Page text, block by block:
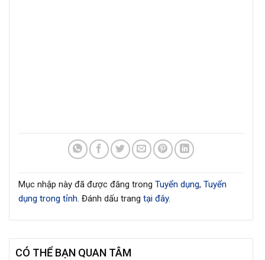
Mục nhập này đã được đăng trong Tuyển dụng, Tuyển
dụng trong tỉnh. Đánh dấu trang tại đây.
CÓ THỂ BẠN QUAN TÂM